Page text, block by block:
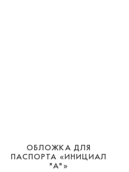
ОБЛОЖКА ДЛЯ
ПАСПОРТА «ИНИЦИАЛ
"А"»